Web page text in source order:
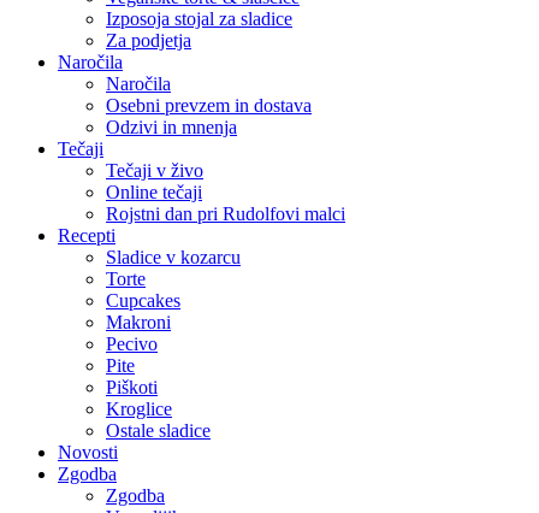
Izposoja stojal za sladice
Za podjetja
Naročila
Naročila
Osebni prevzem in dostava
Odzivi in mnenja
Tečaji
Tečaji v živo
Online tečaji
Rojstni dan pri Rudolfovi malci
Recepti
Sladice v kozarcu
Torte
Cupcakes
Makroni
Pecivo
Pite
Piškoti
Kroglice
Ostale sladice
Novosti
Zgodba
Zgodba